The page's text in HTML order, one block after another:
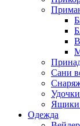
Сани
Ящики
Одежда